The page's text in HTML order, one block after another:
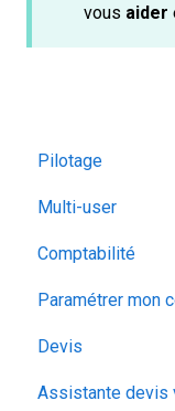
vous aider
Pilotage
Multi-user
Comptabilité
Paramétrer mon
Devis
Vos clients
Assistante devis